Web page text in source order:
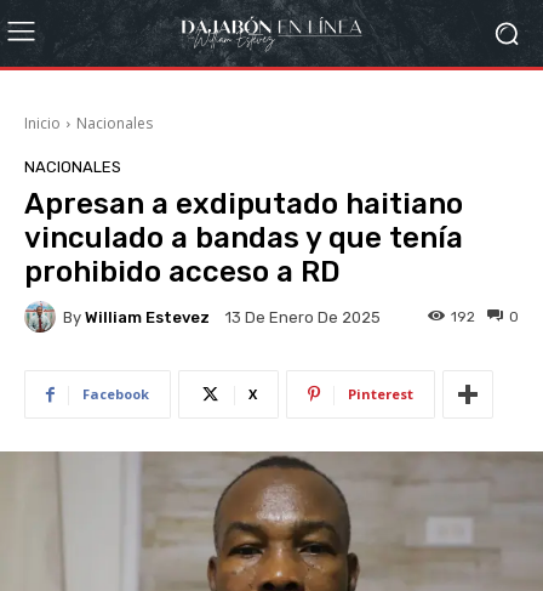
Inicio Nacionales
NACIONALES
Apresan a exdiputado haitiano
vinculado a bandas y que tenía
prohibido acceso a RD
By William Estevez 13 De Enero De 2025 0
192
Facebook X Pinterest